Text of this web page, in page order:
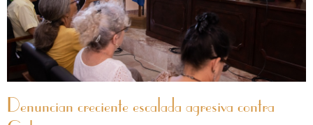
Denuncian creciente escalada agresiva contra